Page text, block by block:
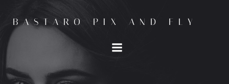
BASTARO PIX AND FLY